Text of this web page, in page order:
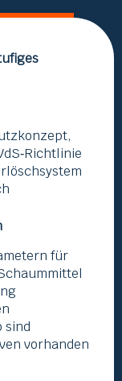
für
sind
vorhanden